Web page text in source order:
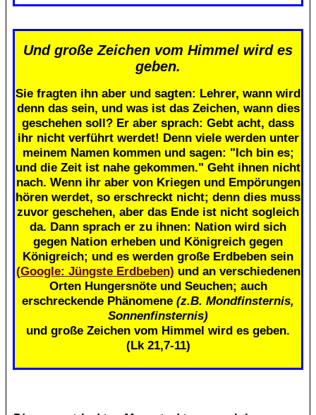
Und große Zeichen vom Himmel wird es
geben.
Sie fragten ihn aber und sagten: Lehrer, wann wird
denn das sein, und was ist das Zeichen, wann dies
geschehen soll? Er aber sprach: Gebt acht, dass
ihr nicht verführt werdet! Denn viele werden unter
meinem Namen kommen und sagen: "Ich bin es;
und die Zeit ist nahe gekommen." Geht ihnen nicht
nach. Wenn ihr aber von Kriegen und Empörungen
hören werdet, so erschreckt nicht; denn dies muss
zuvor geschehen, aber das Ende ist nicht sogleich
da. Dann sprach er zu ihnen: Nation wird sich
gegen Nation erheben und Königreich gegen
Königreich; und es werden große Erdbeben sein
(Google: Jüngste Erdbeben) und an verschiedenen
Orten Hungersnöte und Seuchen; auch
erschreckende Phänomene (z.B. Mondfinsternis,
Sonnenfinsternis)
und große Zeichen vom Himmel wird es geben.
(Lk 21,7-11)